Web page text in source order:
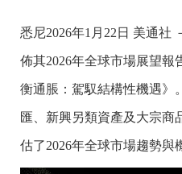
悉尼2026年1月22日 美通社
佈其2026年全球市場展望報
衡通脹：駕馭結構性機遇》
匯、新興另類資產及大宗商
估了2026年全球市場趨勢與